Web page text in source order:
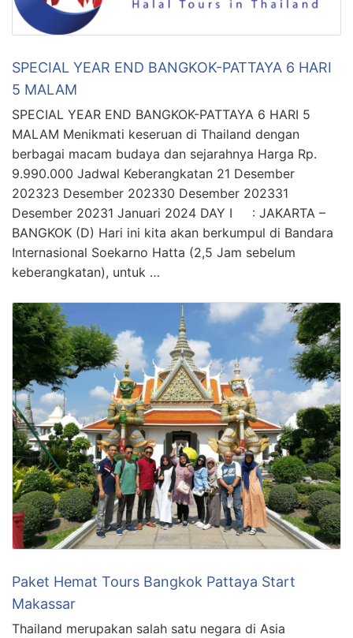
SPECIAL YEAR END BANGKOK-PATTAYA 6 HARI
5 MALAM
SPECIAL YEAR END BANGKOK-PATTAYA 6 HARI 5
MALAM Menikmati keseruan di Thailand dengan
berbagai macam budaya dan sejarahnya Harga Rp.
9.990.000 Jadwal Keberangkatan 21 Desember
202323 Desember 202330 Desember 202331
Desember 20231 Januari 2024 DAY I : JAKARTA –
BANGKOK (D) Hari ini kita akan berkumpul di Bandara
Internasional Soekarno Hatta (2,5 Jam sebelum
keberangkatan), untuk …
Paket Hemat Tours Bangkok Pattaya Start
Makassar
Thailand merupakan salah satu negara di Asia